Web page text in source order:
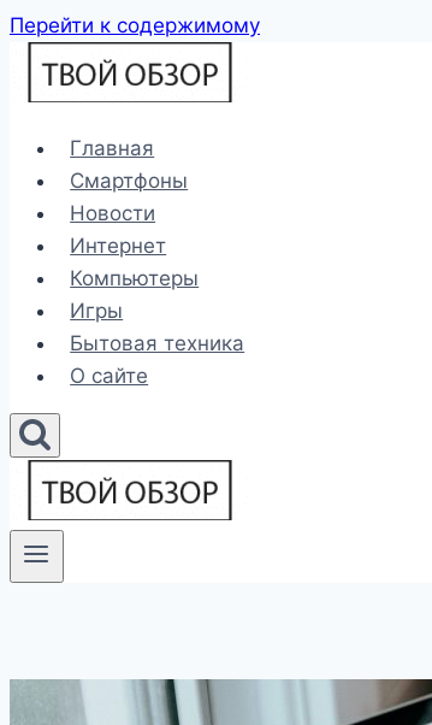
Перейти к содержимому
Главная
Смартфоны
Новости
Интернет
Компьютеры
Игры
Бытовая техника
О сайте